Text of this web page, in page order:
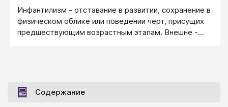
Инфантилизм - отставание в развитии, сохранение в
физическом облике или поведении черт, присущих
предшествующим возрастным этапам. Внешне -
мышлении, поведении и эмоциональных реакциях
при том, что с психикой у этого якобы взрослого
Содержание